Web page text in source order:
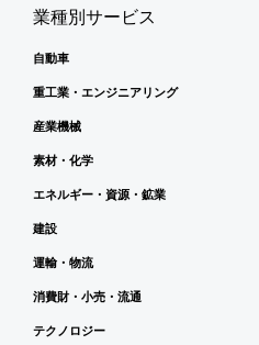
業種別サービス
自動車
重工業・エンジニアリング
産業機械
素材・化学
エネルギー・資源・鉱業
建設
運輸・物流
消費財・小売・流通
テクノロジー